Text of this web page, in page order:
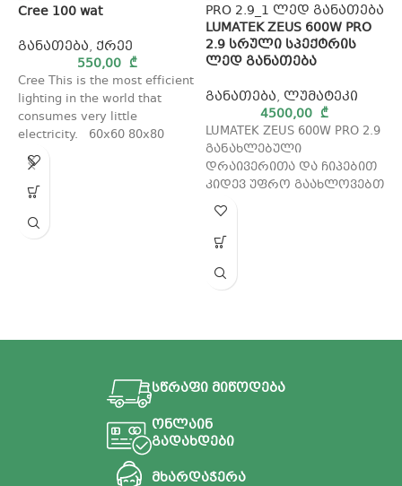
Cree 100 wat
განათება, ქრეე
550,00 ₾
Cree This is the most efficient
lighting in the world that
consumes very little
electricity. 60x60 80x80
ვეგეტაცია
LUMATEK ZEUS 600W PRO
2.9 სრული სპექტრის
ლედ განათება
განათება, ლუმატეკი
4500,00₾
LUMATEK ZEUS 600W PRO 2.9
განახლებული
დრაივერითა და ჩიპებით
კიდევ უფრო გაახლოვებთ
იდიალურ განათებასთან
თქვენი მცენარებისთვის
LUMATEK ZEUS 600W
სწრაფი მიწოდება
ონლაინ
გადახდები
მხარდაჭერა